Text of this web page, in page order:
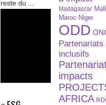
reste du ...
Madagascar Mali
Maroc Niger
ODD
Partenariats
inclusifs
impacts
AFRICA